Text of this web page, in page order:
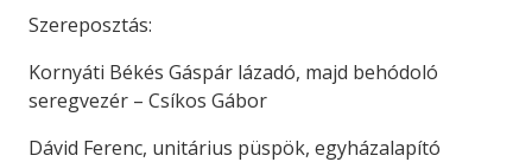
Szereposztás:
Kornyáti Békés Gáspár lázadó, majd behódoló
seregvezér – Csíkos Gábor
Dávid Ferenc, unitárius püspök, egyházalapító